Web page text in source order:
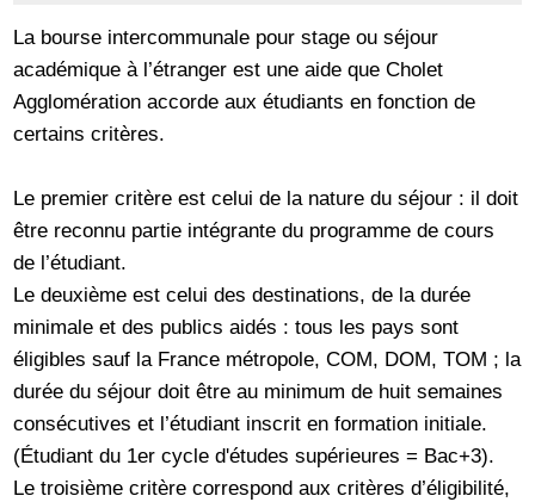
La bourse intercommunale pour stage ou séjour
académique à l’étranger est une aide que Cholet
Agglomération accorde aux étudiants en fonction de
certains critères.
Le premier critère est celui de la nature du séjour : il doit
être reconnu partie intégrante du programme de cours
de l’étudiant.
Le deuxième est celui des destinations, de la durée
minimale et des publics aidés : tous les pays sont
éligibles sauf la France métropole, COM, DOM, TOM ; la
durée du séjour doit être au minimum de huit semaines
consécutives et l’étudiant inscrit en formation initiale.
(Étudiant du 1er cycle d'études supérieures = Bac+3).
Le troisième critère correspond aux critères d’éligibilité,